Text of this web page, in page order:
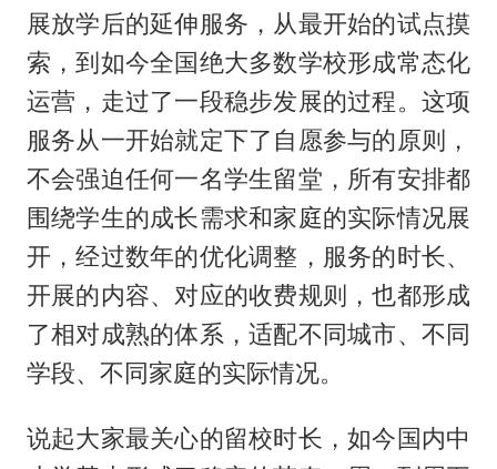
展放学后的延伸服务，从最开始的试点摸
索，到如今全国绝大多数学校形成常态化
运营，走过了一段稳步发展的过程。这项
服务从一开始就定下了自愿参与的原则，
不会强迫任何一名学生留堂，所有安排都
围绕学生的成长需求和家庭的实际情况展
开，经过数年的优化调整，服务的时长、
开展的内容、对应的收费规则，也都形成
了相对成熟的体系，适配不同城市、不同
学段、不同家庭的实际情况。
说起大家最关心的留校时长，如今国内中